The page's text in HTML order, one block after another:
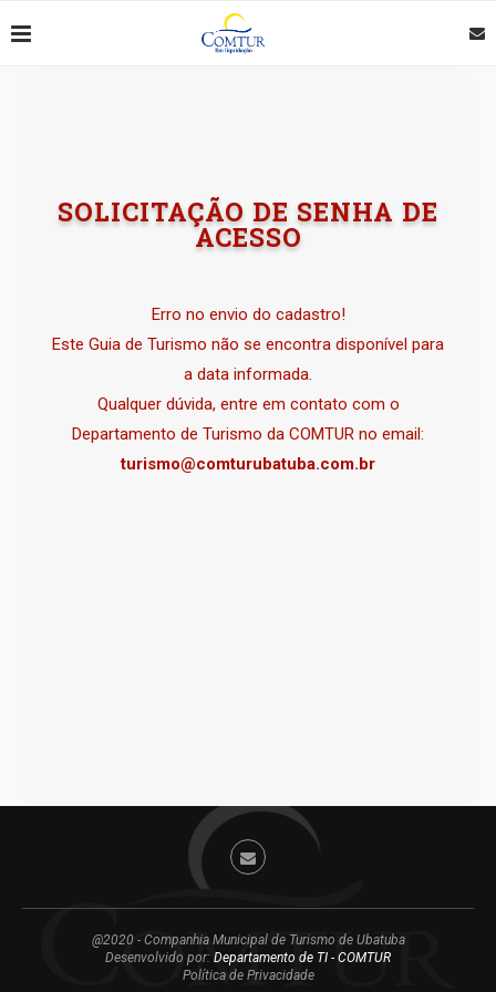
SOLICITAÇÃO DE SENHA DE
ACESSO
Erro no envio do cadastro!
Este Guia de Turismo não se encontra disponível para
a data informada.
Qualquer dúvida, entre em contato com o
Departamento de Turismo da COMTUR no email:
turismo@comturubatuba.com.br
@2020 - Companhia Municipal de Turismo de Ubatuba
Desenvolvido por: Departamento de TI - COMTUR
Política de Privacidade